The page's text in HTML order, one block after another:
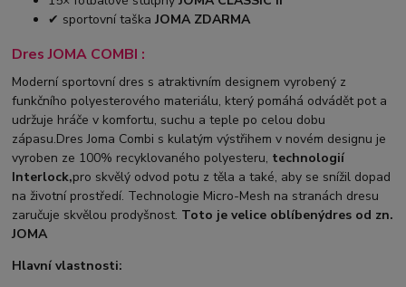
✔ sportovní taškaJOMA ZDARMA
Dres JOMA COMBI :
Moderní sportovní dres s atraktivním designem vyrobený z
funkčního polyesterového materiálu, který pomáhá odvádět pot a
udržuje hráče v komfortu, suchu a teple po celou dobu
zápasu.Dres Joma Combi s kulatým výstřihem v novém designu je
vyroben ze 100% recyklovaného polyesteru, technologií
Interlock,pro skvělý odvod potu z těla a také, aby se snížil dopad
na životní prostředí. Technologie Micro-Mesh na stranách dresu
zaručuje skvělou prodyšnost. Toto je velice oblíbenýdres od zn.
JOMA
Hlavní vlastnosti: